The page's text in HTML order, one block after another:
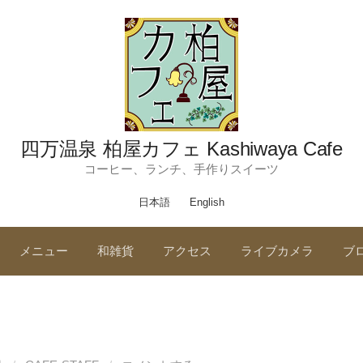
四万温泉 柏屋カフェ Kashiwaya Cafe
コーヒー、ランチ、手作りスイーツ
日本語 English
メニュー 和雑貨 アクセス ライブカメラ ブ